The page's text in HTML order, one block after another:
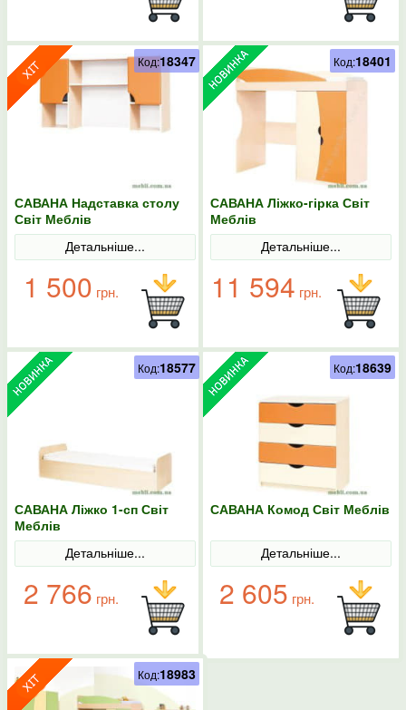
САВАНА Надставка столу
Світ Меблів
Детальніше...
1 500 грн.
Код:18347
САВАНА Ліжко-гірка Світ
Меблів
Детальніше...
11 594 грн.
Код:18401
САВАНА Ліжко 1-сп Світ
Меблів
Детальніше...
2 766 грн.
Код:18577
САВАНА Комод Світ Меблів
Детальніше...
2 605 грн.
Код:18639
Код:18983